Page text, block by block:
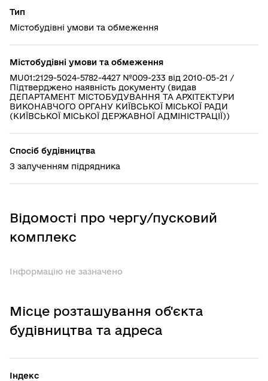
Тип
Містобудівні умови та обмеження
Містобудівні умови та обмеження
MU01:2129-5024-5782-4427 №009-233 від 2010-05-21 /
Підтверджено наявність документу (видав
ДЕПАРТАМЕНТ МІСТОБУДУВАННЯ ТА АРХІТЕКТУРИ
ВИКОНАВЧОГО ОРГАНУ КИЇВСЬКОЇ МІСЬКОЇ РАДИ
(КИЇВСЬКОЇ МІСЬКОЇ ДЕРЖАВНОЇ АДМІНІСТРАЦІЇ))
Спосіб будівництва
З залученням підрядника
Відомості про чергу/пусковий
комплекс
Інформацію не зазначено
Місце розташування об'єкта
будівництва та адреса
Індекс